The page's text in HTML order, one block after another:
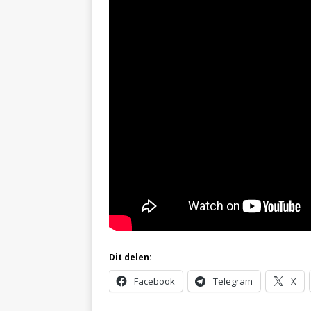
Dit delen:
Facebook Telegram X